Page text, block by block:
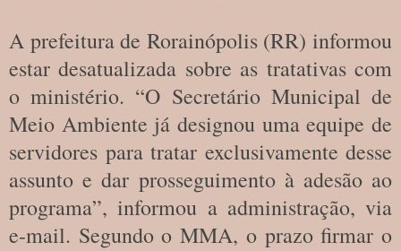
A prefeitura de Rorainópolis (RR) informou
estar desatualizada sobre as tratativas com
o ministério. “O Secretário Municipal de
Meio Ambiente já designou uma equipe de
servidores para tratar exclusivamente desse
assunto e dar prosseguimento à adesão ao
programa”, informou a administração, via
e-mail. Segundo o MMA, o prazo firmar o